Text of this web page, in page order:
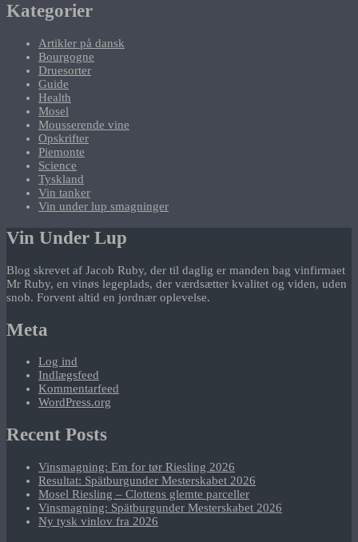
Kategorier
Artikler på dansk
Bourgogne
Druesorter
Guide
Health
Mosel
Mousserende vine
Opskrifter
Piemonte
Science
Tyskland
Vin tanker
Vin under lup smagninger
Vin Under Lup
Blog skrevet af Jacob Ruby, der til daglig er manden bag vinfirmaet
Mr Ruby, en vinøs legeplads, der værdsætter kvalitet og viden, uden
snob. Forvent altid en jordnær oplevelse.
Meta
Log ind
Indlægsfeed
Kommentarfeed
WordPress.org
Recent Posts
Vinsmagning: Em for tør Riesling 2026
Resultat: Spätburgunder Mesterskabet 2026
Mosel Riesling – Clottens glemte parceller
Vinsmagning: Spätburgunder Mesterskabet 2026
Ny tysk vinlov fra 2026